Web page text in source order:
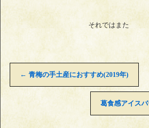
それではまた
← 青梅の手土産におすすめ(2019年)
葛食感アイス